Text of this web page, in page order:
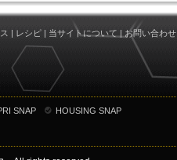
| レシピ | 当サイトについて | お問い合わせ
SNAP
HOUSING SNAP